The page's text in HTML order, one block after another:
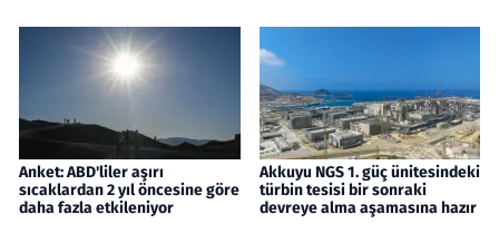
Anket: ABD'liler aşırı
sıcaklardan 2 yıl öncesine göre
daha fazla etkileniyor
Akkuyu NGS 1. güç ünitesindeki
türbin tesisi bir sonraki
devreye alma aşamasına hazır